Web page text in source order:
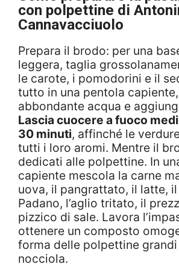
con polpettine di
Cannavacciuolo
Prepara il brodo: per una
leggera, taglia
le carote, i pomodorini e il
tutto in una pentola
abbondante acqua e
Lascia cuocere a fuoco
30 minuti, affinché le
tutti i loro aromi. Mentre il
dedicati alle polpettine. In
capiente mescola la carne
uova, il pangrattato, il latte, il
Padano, l’aglio tritato, il
pizzico di sale. Lavora
ottenere un composto
forma delle polpettine
nocciola.